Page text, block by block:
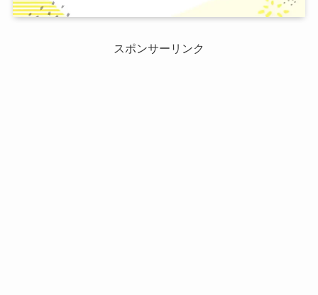
スポンサーリンク